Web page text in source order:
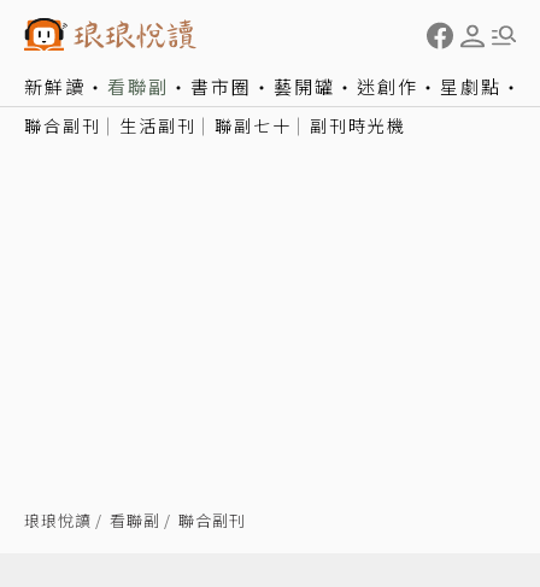
新鮮讀 看聯副 書市圈 藝開罐 迷創作 星劇點
聯合副刊 生活副刊 聯副七十 副刊時光機
琅琅悅讀 看聯副 聯合副刊